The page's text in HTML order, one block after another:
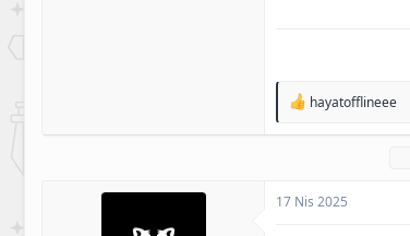
T
p
e
hayatofflineee
17 Nis 2025